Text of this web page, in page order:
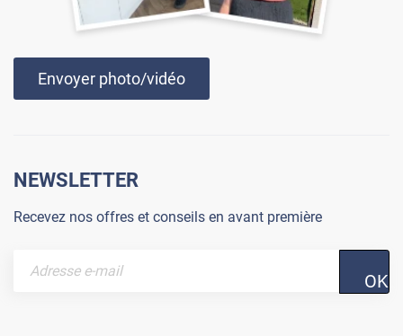
Envoyer photo/vidéo
NEWSLETTER
Recevez nos offres et conseils en avant première
OK